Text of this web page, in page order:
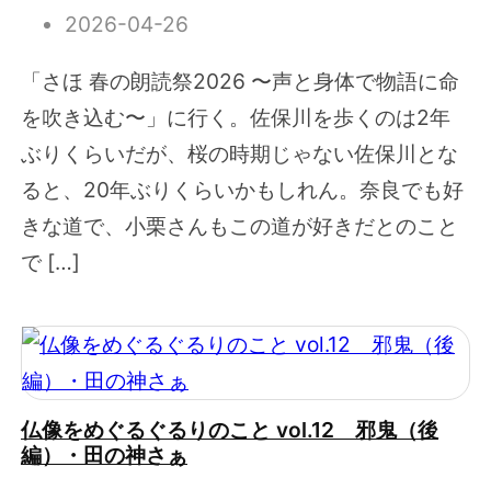
2026-04-26
「さほ 春の朗読祭2026 〜声と身体で物語に命
を吹き込む〜」に行く。佐保川を歩くのは2年
ぶりくらいだが、桜の時期じゃない佐保川とな
ると、20年ぶりくらいかもしれん。奈良でも好
きな道で、小栗さんもこの道が好きだとのこと
で […]
仏像をめぐるぐるりのこと vol.12 邪鬼（後
編）・田の神さぁ